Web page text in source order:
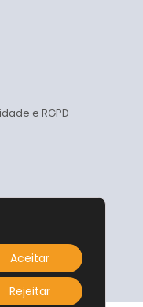
e RGPD
Aceitar
Rejeitar